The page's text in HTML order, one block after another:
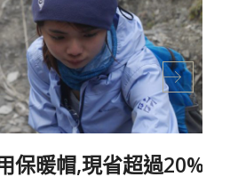
暖帽,現省超過20%